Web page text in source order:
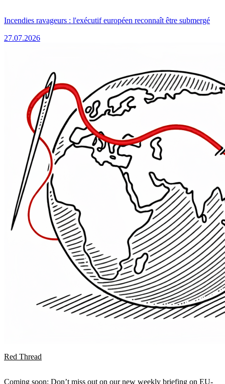
Incendies ravageurs : l'exécutif européen reconnaît être submergé
27.07.2026
Red Thread
Coming soon: Don’t miss out on our new weekly briefing on EU-